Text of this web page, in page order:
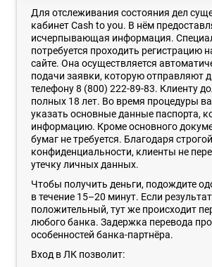
Для отслеживания состояния дел
кабинет Cash to you. В нём
исчерпывающая информация.
потребуется проходить регистрацию
сайте. Она осуществляется
подачи заявки, которую отправляют
телефону 8 (800) 222-89-83. Клиенту
полных 18 лет. Во время процедуры
указать основные данные паспорта,
информацию. Кроме основного
бумаг не требуется. Благодаря
конфиденциальности, клиенты не
утечку личных данных.
Чтобы получить деньги, подождите
в течение 15–20 минут. Если результат
положительный, тут же происходит
любого банка. Задержка перевода
особенностей банка-партнёра.
Вход в ЛК позволит: